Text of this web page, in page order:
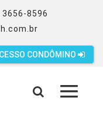
3656-8596
CONDÔMINO
MENU